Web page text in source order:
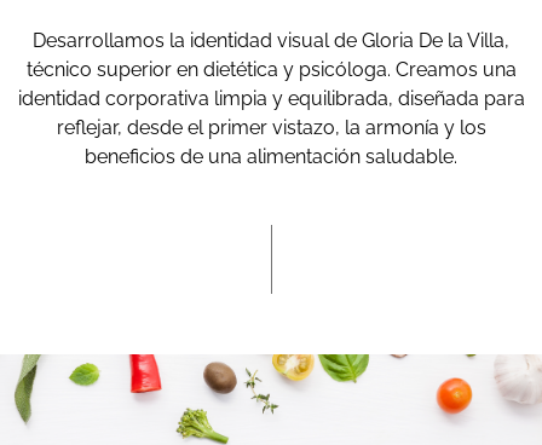
Desarrollamos la identidad visual de Gloria De la Villa,
técnico superior en dietética y psicóloga. Creamos una
identidad corporativa limpia y equilibrada, diseñada para
reflejar, desde el primer vistazo, la armonía y los
beneficios de una alimentación saludable.